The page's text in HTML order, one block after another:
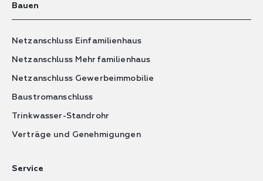
Bauen
Netzanschluss Einfamilienhaus
Netzanschluss Mehrfamilienhaus
Netzanschluss Gewerbeimmobilie
Baustromanschluss
Trinkwasser-Standrohr
Verträge und Genehmigungen
Service